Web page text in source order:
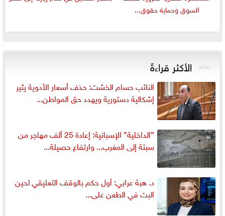
السوق وحماية حقوق...
الأكثر قراءةً
النائب حسام الخشت: حذف أسعار الأدوية يثير
إشكالية دستورية ويهدد حق المواطن...
”الداخلية” الإسبانية: إعادة 25 ألف مهاجر من
سبتة إلى المغرب... وارتفاع حصيلة...
د. هبة عرابي: أول حكم بالوقف التعليقي لحين
البت في الطعن على...